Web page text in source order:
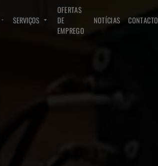
SERVIÇOS
OFERTAS
DE
EMPREGO
NOTÍCIAS CONTACTO